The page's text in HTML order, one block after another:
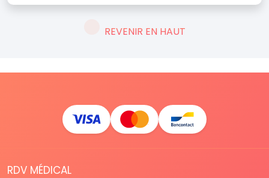
REVENIR EN HAUT
RDV MÉDICAL